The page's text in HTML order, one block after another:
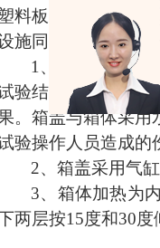
料板材，外表光洁
施同样为耐腐蚀材
1、箱盖材料为
验结果；箱盖设计
。箱盖与箱体采用
验操作人员造成的
2、箱盖采用气
3、箱体加热为
两层按15度和30